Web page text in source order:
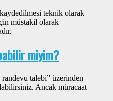
kaydedilmesi teknik olarak
müstakil olarak
miyim?
talebi” üzerinden
Ancak müracaat